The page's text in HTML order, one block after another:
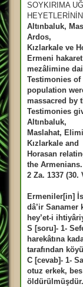
SOYKIRIMA
Altınbaluk,
Ardos,
Kızlarkale ve
Ermeni
mezâlimine
Testimonies
population
massacred by
Testimonies
Altınbaluk,
Maslahat,
Kızlarkale and
Horasan
the Armenians.
2 Za. 1337 (30.
Ermeniler[in]
dâ’ir Sanamer
hey’et-i
S [soru]- 1-
harekâtına
tarafından
C [cevab]- 1-
otuz erkek, bes
öldürülmüşdür.